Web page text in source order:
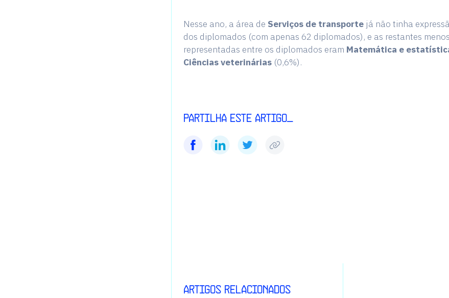
Nesse ano, a área de Serviços de transportejá não tinha
dos diplomados (com apenas 62 diplomados), e as restantes menos
representadas entre os diplomados eram Matemática e
Ciências veterinárias(0,6%).
Partilha este artigo_
Artigos relacionados